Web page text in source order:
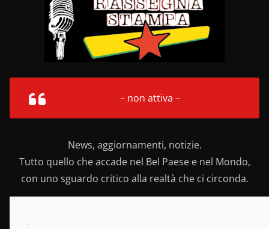
– non attiva –
News, aggiornamenti, notizie.
Tutto quello che accade nel Bel Paese e nel Mondo,
con uno sguardo critico alla realtà che ci circonda.
.